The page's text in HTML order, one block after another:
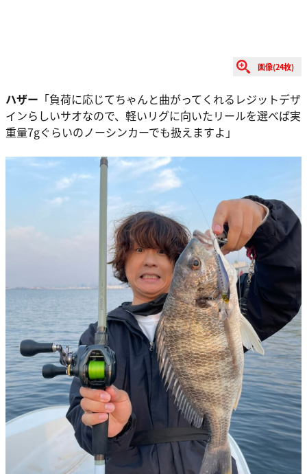
画像(24枚)
ハザー 「負荷に応じてちゃんと曲がってくれるレジットデザ
インらしいサオなので、軽いリグに向いたリールを選べば実
重量7gぐらいのノーシンカーでも扱えますよ」